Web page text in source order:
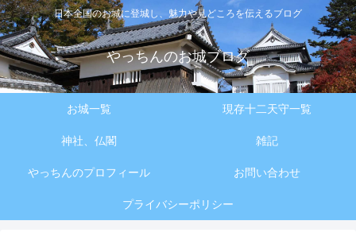
日本全国のお城に登城し、魅力や見どころを伝えるブログ
やっちんのお城ブログ
お城一覧 現存十二天守一覧
神社、仏閣 雑記
やっちんのプロフィール お問い合わせ
プライバシーポリシー